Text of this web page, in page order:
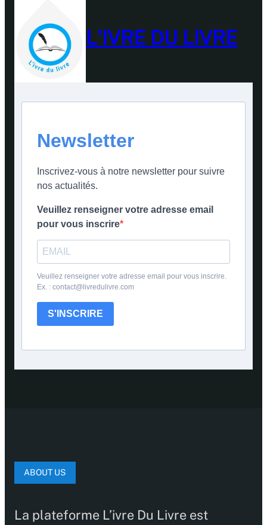
L'IVRE DU LIVRE
Newsletter
Inscrivez-vous à notre newsletter pour suivre
nos actualités.
Veuillez renseigner votre adresse email
pour vous inscrire
Veuillez renseigner votre adresse email pour vous inscrire.
Ex. : contact@livredulivre.com
S'INSCRIRE
ABOUT US
La plateforme L’ivre Du Livre est